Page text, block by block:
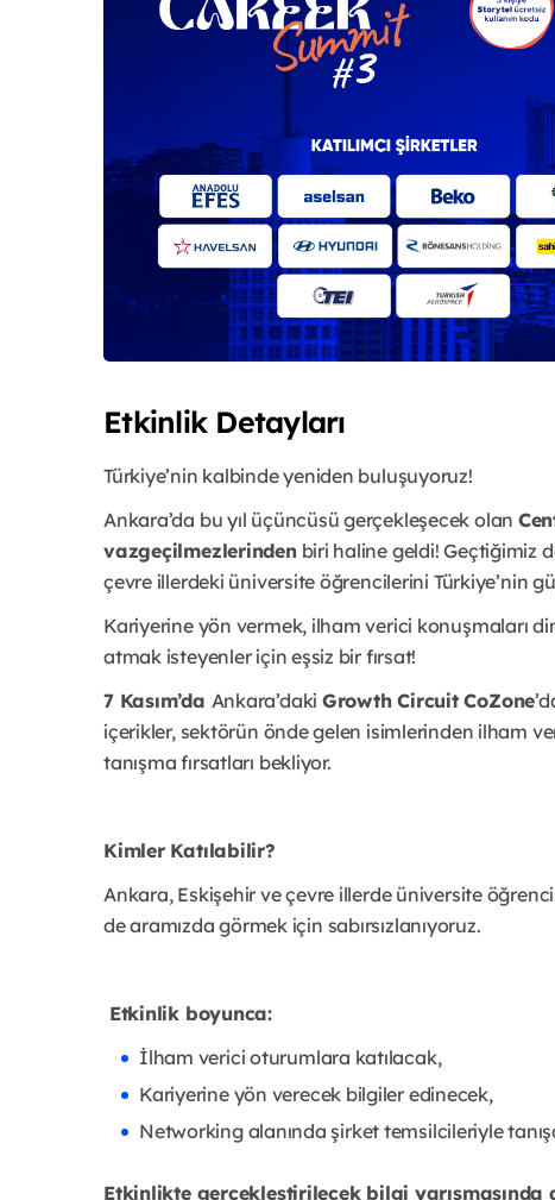
Etkinlik Detayları
Türkiye’nin kalbinde yeniden buluşuyoruz!
Ankara’da bu yıl üçüncüsü gerçekleşecek olan
vazgeçilmezlerindenbiri haline geldi! Geçtiğimiz
çevre illerdeki üniversite öğrencilerini Türkiye’nin
Kariyerine yön vermek, ilham verici konuşmaları
atmak isteyenler için eşsiz bir fırsat!
7 Kasım’da Ankara’daki Growth Circuit CoZone
içerikler, sektörün önde gelen isimlerinden ilham
tanışma fırsatları bekliyor.
Kimler Katılabilir?
Ankara, Eskişehir ve çevre illerde üniversite
de aramızda görmek için sabırsızlanıyoruz.
Etkinlik boyunca:
İlham verici oturumlara katılacak,
Kariyerine yön verecek bilgiler edinecek,
Networking alanında şirket temsilcileriyle
Etkinlikte gerçekleştirilecek bilgi yarışmasında